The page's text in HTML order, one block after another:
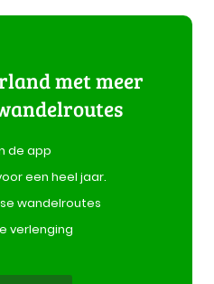
met meer
de app
een heel jaar.
wandelroutes
verlenging